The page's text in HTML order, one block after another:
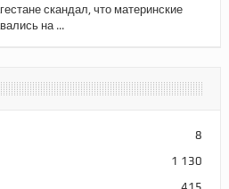
скандал, что материнские
на ...
8
1 130